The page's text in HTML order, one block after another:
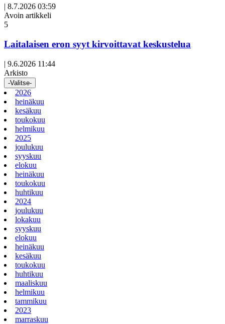
| 8.7.2026 03:59
Avoin artikkeli
5
Laitalaisen eron syyt kirvoittavat keskustelua
| 9.6.2026 11:44
Arkisto
-Valitse-
2026
heinäkuu
kesäkuu
toukokuu
helmikuu
2025
joulukuu
syyskuu
elokuu
heinäkuu
toukokuu
huhtikuu
2024
joulukuu
lokakuu
syyskuu
elokuu
heinäkuu
kesäkuu
toukokuu
huhtikuu
maaliskuu
helmikuu
tammikuu
2023
marraskuu